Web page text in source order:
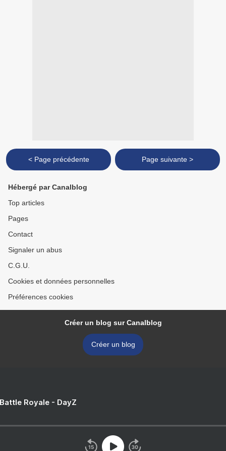
< Page précédente Page suivante >
Hébergé par Canalblog
Top articles
Pages
Contact
Signaler un abus
C.G.U.
Cookies et données personnelles
Préférences cookies
Créer un blog sur Canalblog
Créer un blog
Royale - DayZ